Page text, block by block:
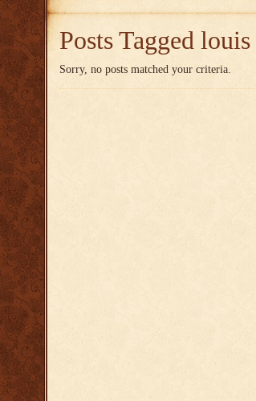
Posts Tagged louis
Sorry, no posts matched your criteria.